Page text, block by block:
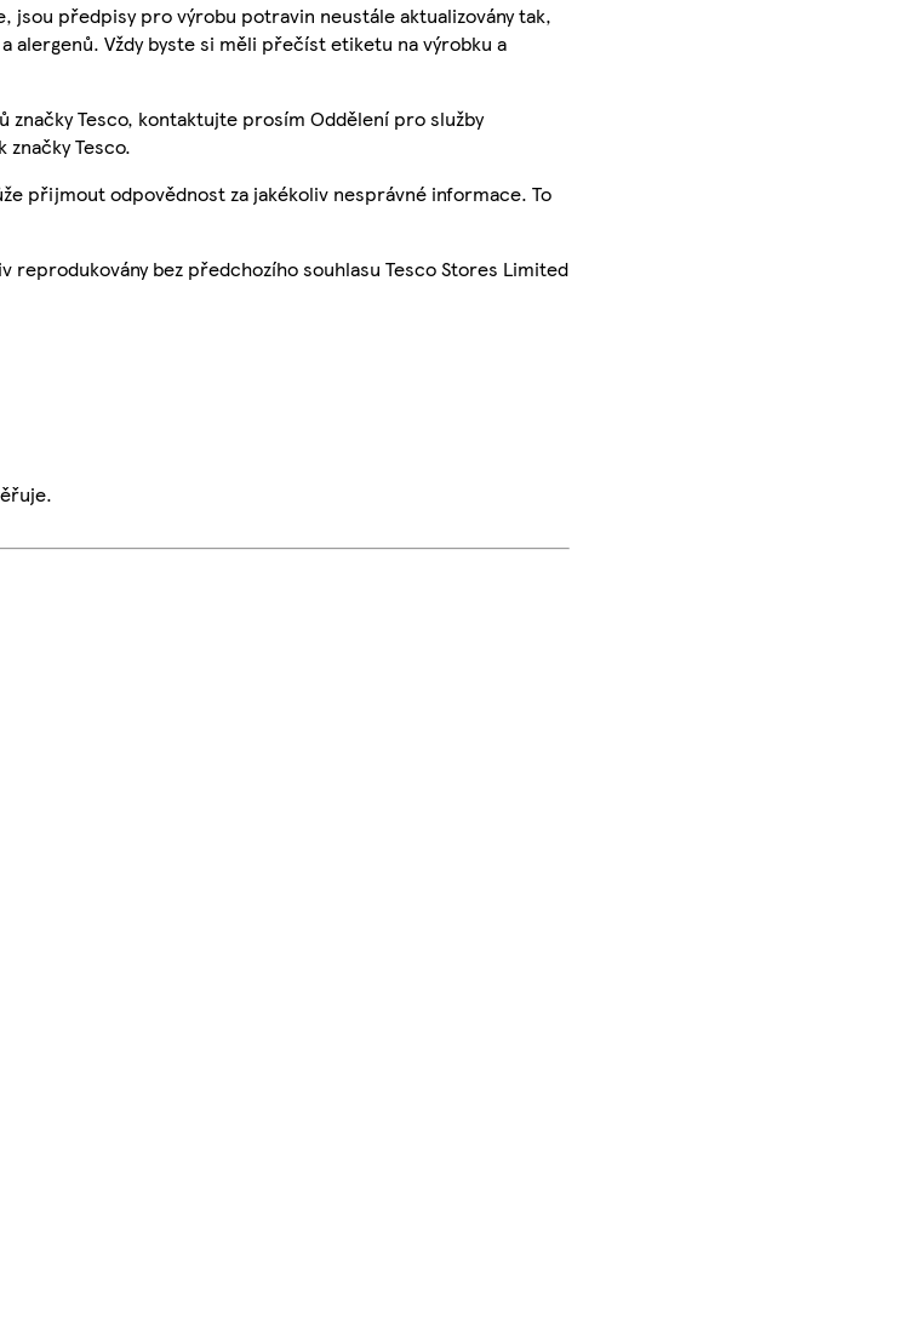
jsou předpisy pro výrobu potravin neustále aktualizovány tak,
Vždy byste si měli přečíst etiketu na výrobku a
značky Tesco, kontaktujte prosím Oddělení pro služby
Tesco.
přijmout odpovědnost za jakékoliv nesprávné informace. To
bez předchozího souhlasu Tesco Stores Limited